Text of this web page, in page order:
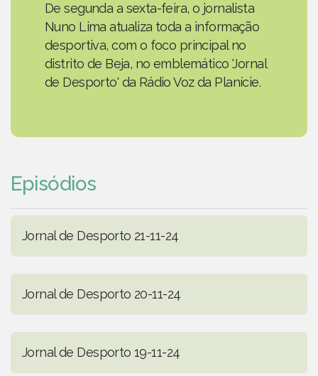
De segunda a sexta-feira, o jornalista
Nuno Lima atualiza toda a informação
desportiva, com o foco principal no
distrito de Beja, no emblemático 'Jornal
de Desporto' da Rádio Voz da Planície.
Episódios
Jornal de Desporto 21-11-24
Jornal de Desporto 20-11-24
Jornal de Desporto 19-11-24